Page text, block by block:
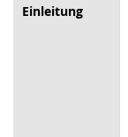
Einleitung